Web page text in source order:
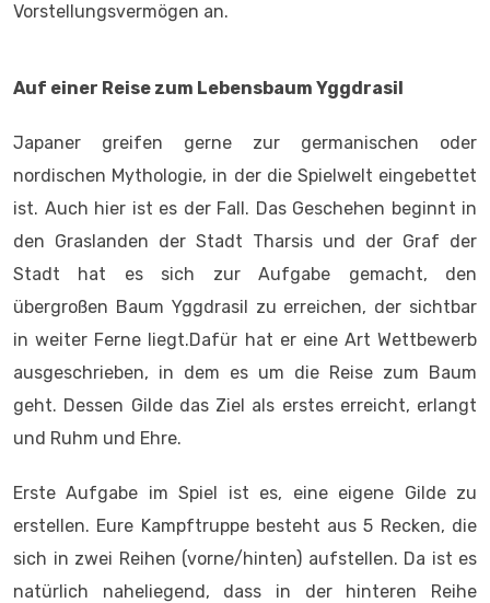
Vorstellungsvermögen an.
Auf einer Reise zum Lebensbaum Yggdrasil
Japaner greifen gerne zur germanischen oder
nordischen Mythologie, in der die Spielwelt eingebettet
ist. Auch hier ist es der Fall. Das Geschehen beginnt in
den Graslanden der Stadt Tharsis und der Graf der
Stadt hat es sich zur Aufgabe gemacht, den
übergroßen Baum Yggdrasil zu erreichen, der sichtbar
in weiter Ferne liegt.Dafür hat er eine Art Wettbewerb
ausgeschrieben, in dem es um die Reise zum Baum
geht. Dessen Gilde das Ziel als erstes erreicht, erlangt
und Ruhm und Ehre.
Erste Aufgabe im Spiel ist es, eine eigene Gilde zu
erstellen. Eure Kampftruppe besteht aus 5 Recken, die
sich in zwei Reihen (vorne/hinten) aufstellen. Da ist es
natürlich naheliegend, dass in der hinteren Reihe